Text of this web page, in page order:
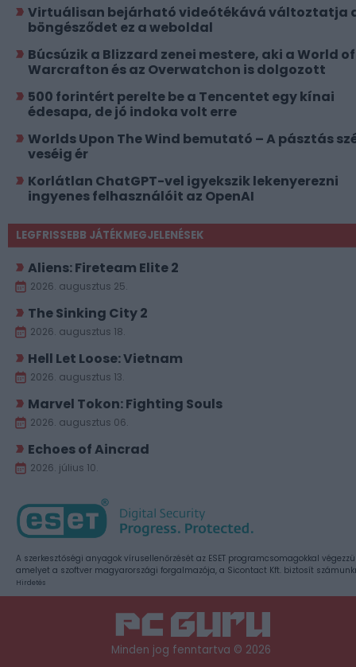
Virtuálisan bejárható videótékává változtatja
böngésződet ez a weboldal
Búcsúzik a Blizzard zenei mestere, aki a World of
Warcrafton és az Overwatchon is dolgozott
500 forintért perelte be a Tencentet egy kínai
édesapa, de jó indoka volt erre
Worlds Upon The Wind bemutató – A pásztás
veséig ér
Korlátlan ChatGPT-vel igyekszik lekenyerezni
ingyenes felhasználóit az OpenAI
LEGFRISSEBB JÁTÉKMEGJELENÉSEK
Aliens: Fireteam Elite 2
2026. augusztus 25.
The Sinking City 2
2026. augusztus 18.
Hell Let Loose: Vietnam
2026. augusztus 13.
Marvel Tokon: Fighting Souls
2026. augusztus 06.
Echoes of Aincrad
2026. július 10.
A szerkesztőségi anyagok vírusellenőrzését az ESET programcsomagokkal
amelyet a szoftver magyarországi forgalmazója, a Sicontact Kft. biztosít
Hirdetés
Minden jog fenntartva © 2026